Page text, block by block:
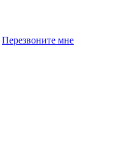
Перезвоните мне